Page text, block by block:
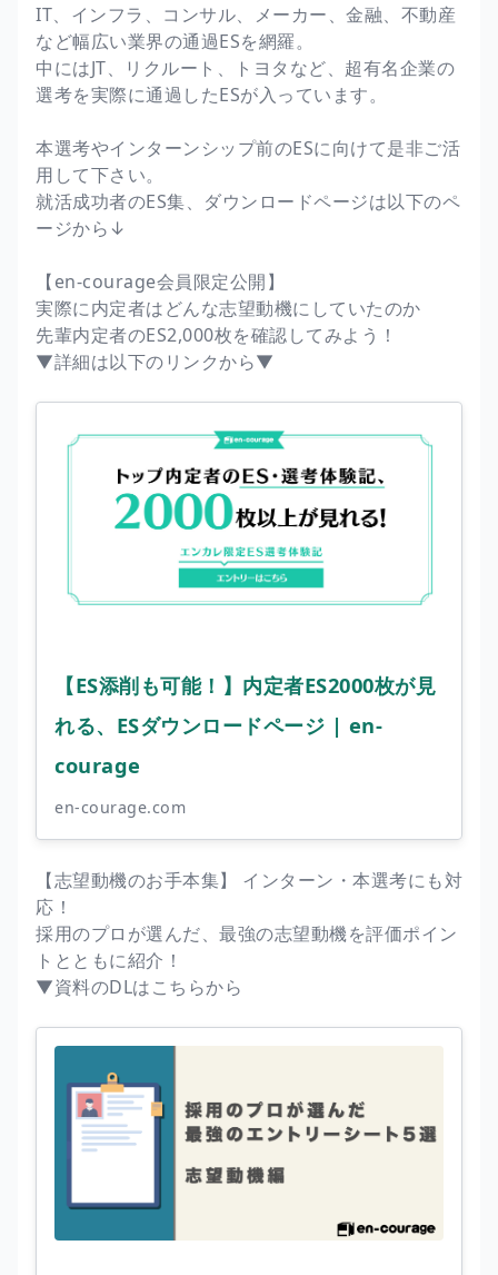
IT、インフラ、コンサル、メーカー、金融、不動産
など幅広い業界の通過ESを網羅。
中にはJT、リクルート、トヨタなど、超有名企業の
選考を実際に通過したESが入っています。
本選考やインターンシップ前のESに向けて是非ご活
用して下さい。
就活成功者のES集、ダウンロードページは以下のペ
ージから↓
【en-courage会員限定公開】
実際に内定者はどんな志望動機にしていたのか
先輩内定者のES2,000枚を確認してみよう！
▼詳細は以下のリンクから▼
【ES添削も可能！】内定者ES2000枚が見
れる、ESダウンロードページ | en-
courage
en-courage.com
【志望動機のお手本集】 インターン・本選考にも対
応！
採用のプロが選んだ、最強の志望動機を評価ポイン
トとともに紹介！
▼資料のDLはこちらから